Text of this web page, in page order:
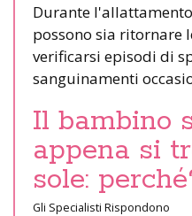
Durante
possono sia ritornare
verificarsi episodi di
sanguinamenti
Il bambino
appena si
sole:
Gli Specialisti Rispondono